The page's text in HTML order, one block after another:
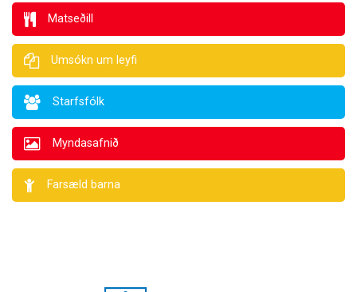
Matseðill
Umsókn um leyfi
Starfsfólk
Myndasafnið
Farsæld barna